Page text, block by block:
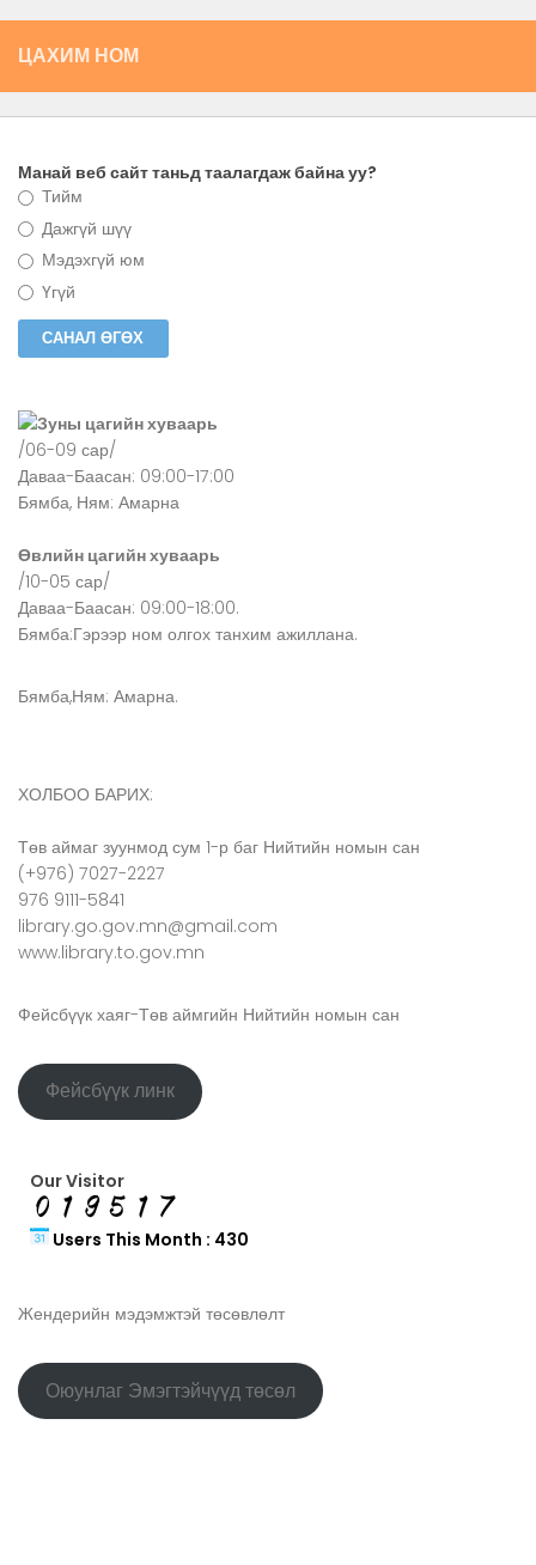
ЦАХИМ НОМ
Манай веб сайт таньд таалагдаж байна уу?
Тийм
Дажгүй шүү
Мэдэхгүй юм
Үгүй
Зуны цагийн хуваарь
/06-09 сар/
Даваа-Баасан: 09:00-17:00
Бямба, Ням: Амарна
Өвлийн цагийн хуваарь
/10-05 сар/
Даваа-Баасан: 09:00-18:00.
Бямба:Гэрээр ном олгох танхим ажиллана.
Бямба,Ням: Амарна.
ХОЛБОО БАРИХ:
Төв аймаг зуунмод сум 1-р баг Нийтийн номын сан
(+976) 7027-2227
976 9111-5841
library.go.gov.mn@gmail.com
www.library.to.gov.mn
Фейсбүүк хаяг-Төв аймгийн Нийтийн номын сан
Фейсбүүк линк
Our Visitor
Users This Month : 430
Жендерийн мэдэмжтэй төсөвлөлт
Оюунлаг Эмэгтэйчүүд төсөл